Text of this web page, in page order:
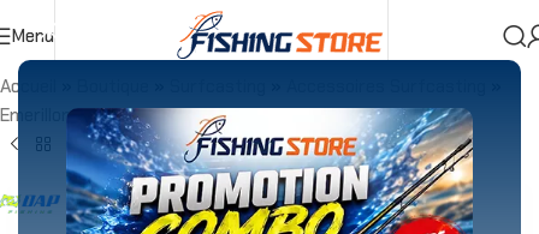
Menu
Accueil
Emerillons»ROLLING SWIVEL FULL INOX